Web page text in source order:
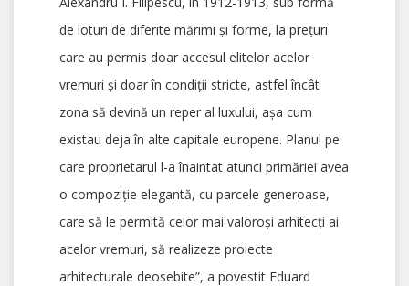
de loturi de diferite mărimi și forme, la prețuri
care au permis doar accesul elitelor acelor
vremuri și doar în condiții stricte, astfel încât
zona să devină un reper al luxului, așa cum
existau deja în alte capitale europene. Planul pe
care proprietarul l-a înaintat atunci primăriei avea
o compoziție elegantă, cu parcele generoase,
care să le permită celor mai valoroși arhitecți ai
acelor vremuri, să realizeze proiecte
arhitecturale deosebite”, a povestit Eduard